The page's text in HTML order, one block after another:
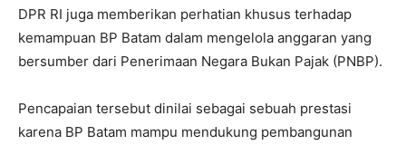
DPR RI juga memberikan perhatian khusus terhadap
kemampuan BP Batam dalam mengelola anggaran yang
bersumber dari Penerimaan Negara Bukan Pajak (PNBP).
Pencapaian tersebut dinilai sebagai sebuah prestasi
karena BP Batam mampu mendukung pembangunan